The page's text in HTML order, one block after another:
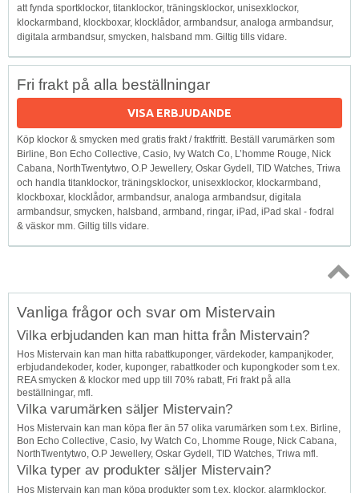
att fynda sportklockor, titanklockor, träningsklockor, unisexklockor,
klockarmband, klockboxar, klocklådor, armbandsur, analoga armbandsur,
digitala armbandsur, smycken, halsband mm. Giltig tills vidare.
Fri frakt på alla beställningar
VISA ERBJUDANDE
Köp klockor & smycken med gratis frakt / fraktfritt. Beställ varumärken som
Birline, Bon Echo Collective, Casio, Ivy Watch Co, L’homme Rouge, Nick
Cabana, NorthTwentytwo, O.P Jewellery, Oskar Gydell, TID Watches, Triwa
och handla titanklockor, träningsklockor, unisexklockor, klockarmband,
klockboxar, klocklådor, armbandsur, analoga armbandsur, digitala
armbandsur, smycken, halsband, armband, ringar, iPad, iPad skal - fodral
& väskor mm. Giltig tills vidare.
Topp
Vanliga frågor och svar om Mistervain
Vilka erbjudanden kan man hitta från Mistervain?
Hos Mistervain kan man hitta rabattkuponger, värdekoder, kampanjkoder,
erbjudandekoder, koder, kuponger, rabattkoder och kupongkoder som t.ex.
REA smycken & klockor med upp till 70% rabatt, Fri frakt på alla
beställningar, mfl.
Vilka varumärken säljer Mistervain?
Hos Mistervain kan man köpa fler än 57 olika varumärken som t.ex. Birline,
Bon Echo Collective, Casio, Ivy Watch Co, Lhomme Rouge, Nick Cabana,
NorthTwentytwo, O.P Jewellery, Oskar Gydell, TID Watches, Triwa mfl.
Vilka typer av produkter säljer Mistervain?
Hos Mistervain kan man köpa produkter som t.ex. klockor, alarmklockor,